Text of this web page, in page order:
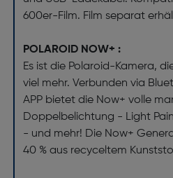
600er-Film. Film separat
POLAROID NOW+ :
Es ist die Polaroid-Kamera,
viel mehr. Verbunden via
APP bietet die Now+ volle
Doppelbelichtung - Light
- und mehr! Die Now+
40 % aus recyceltem